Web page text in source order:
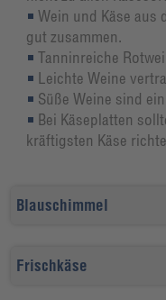
Wein und Käse aus
gut zusammen.
Tanninreiche
Leichte Weine
Süße Weine sind
Bei Käseplatten
kräftigsten Käse
Blauschimmel
Frischkäse